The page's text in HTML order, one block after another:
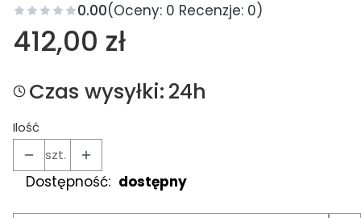
0.00(Oceny: 0 Recenzje: 0)
Cena
412,00 zł
Czas wysyłki:24h
Ilość
szt.
Dostępność: dostępny